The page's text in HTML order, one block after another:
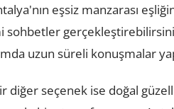
eşsiz manzarası
sohbetler
uzun süreli konuşmalar
seçenek ise doğal